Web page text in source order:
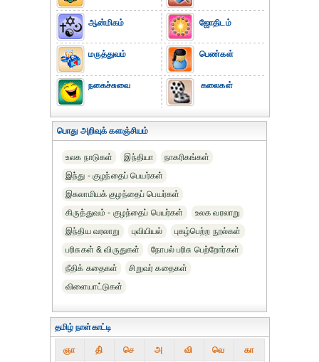
ஆன்மிகம்
மருத்துவம்
நகைச்சுவை
ஜோதிடம்
பெண்கள்
கலைகள்
பொது அறிவுக் களஞ்சியம்
உலக நாடுகள் இந்தியா
நாகரிகங்கள்
இந்து - குழந்தைப் பெயர்கள்
இசுலாமியக் குழந்தைப் பெயர்கள்
கிருத்துவம் - குழந்தைப் பெயர்கள்
உலக வரலாறு
இந்திய வரலாறு
புவியியல்
புகழ்பெற்ற நூல்கள்
பரிசுகள் & விருதுகள்
நோபல் பரிசு‎ பெற்றோர்‎கள்
நீதிக் கதைகள்
சிறுவர் கதைகள்
விளையாட்டுகள்
தமிழ் நாள்காட்டி
ஞா தி் செ அ வி வெ கா